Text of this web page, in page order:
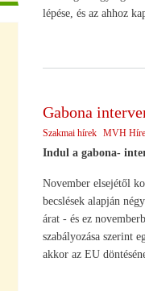
lépése, és az ahhoz
Gabona
Szakmai hírek MVH
Indul a gabona-
November elsejétől
becslések alapján
árat - és ez
szabályozása szerint
akkor az EU